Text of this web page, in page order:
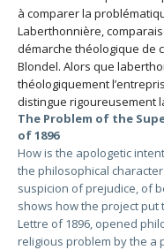
à comparer la
Laberthonnière,
démarche théologique de
Blondel. Alors que
théologiquement
distingue rigoureusement
The Problem of the
of 1896
How is the apologetic
the philosophical
suspicion of prejudice, of
shows how the project put
Lettre of 1896, opened
religious problem by the a